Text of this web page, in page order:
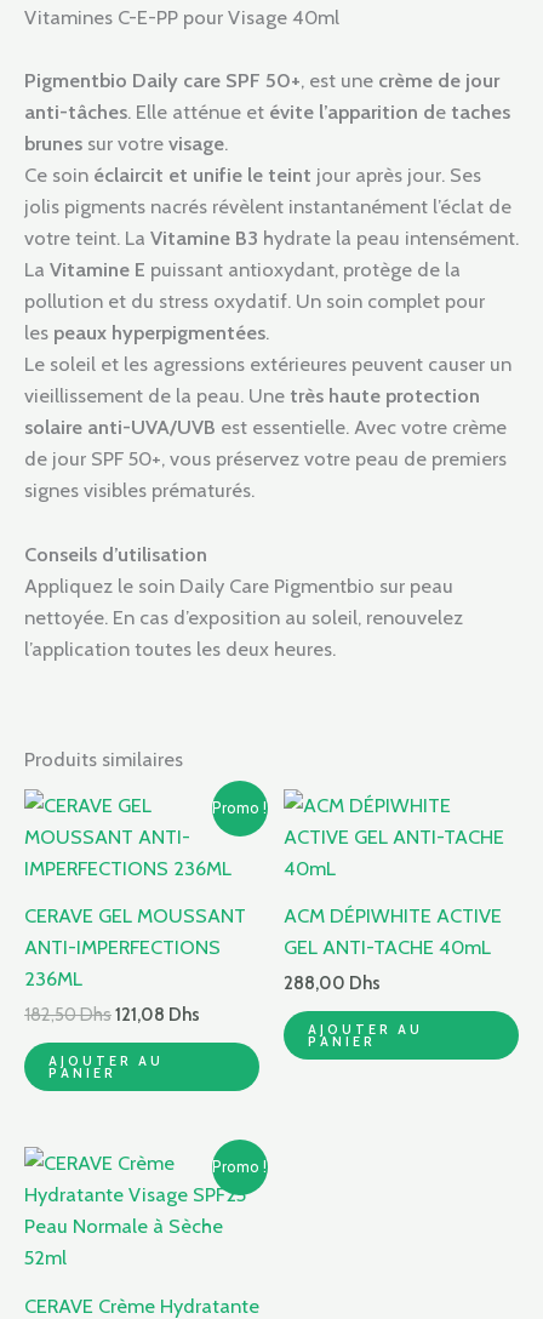
Vitamines C-E-PP pour Visage 40ml
Pigmentbio Daily care SPF 50+, est une crème de jour
anti-tâches. Elle atténue et évite l’apparition de taches
brunes sur votre visage.
Ce soin éclaircit et unifie le teint jour après jour. Ses
jolis pigments nacrés révèlent instantanément l’éclat de
votre teint. La Vitamine B3 hydrate la peau intensément.
La Vitamine E puissant antioxydant, protège de la
pollution et du stress oxydatif. Un soin complet pour
les peaux hyperpigmentées.
Le soleil et les agressions extérieures peuvent causer un
vieillissement de la peau. Une très haute protection
solaire anti-UVA/UVB est essentielle. Avec votre crème
de jour SPF 50+, vous préservez votre peau de premiers
signes visibles prématurés.
Conseils d’utilisation
Appliquez le soin Daily Care Pigmentbio sur peau
nettoyée. En cas d’exposition au soleil, renouvelez
l’application toutes les deux heures.
Produits similaires
Promo !
CERAVE GEL MOUSSANT
ANTI-IMPERFECTIONS
236ML
182,50Dhs
Le
initial
était :
121,08 Dhs
Le
prix
est :
AJOUTER AU
PANIER
ACM DÉPIWHITE ACTIVE
GEL ANTI-TACHE 40mL
288,00 Dhs
AJOUTER AU
PANIER
Promo !
CERAVE Crème Hydratante
Le
initial
était :
Le
prix
actuel
est :